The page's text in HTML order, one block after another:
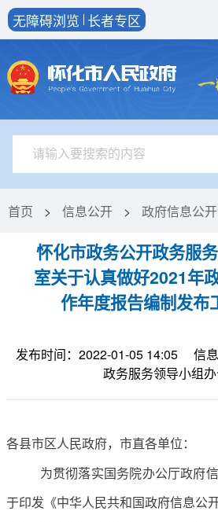
无障碍浏览 长者专区
首页 > 信息公开 > 政府信息公
怀化市政务公开政务服
室关于认真做好2021年
作年度报告编制发布
发布时间：2022-01-05 14:05
信
政务服务领导小组
各县市区人民政府， 市直各单位：
为贯彻落实国务院办公厅政府
于印发《中华人民共和国政府信息公